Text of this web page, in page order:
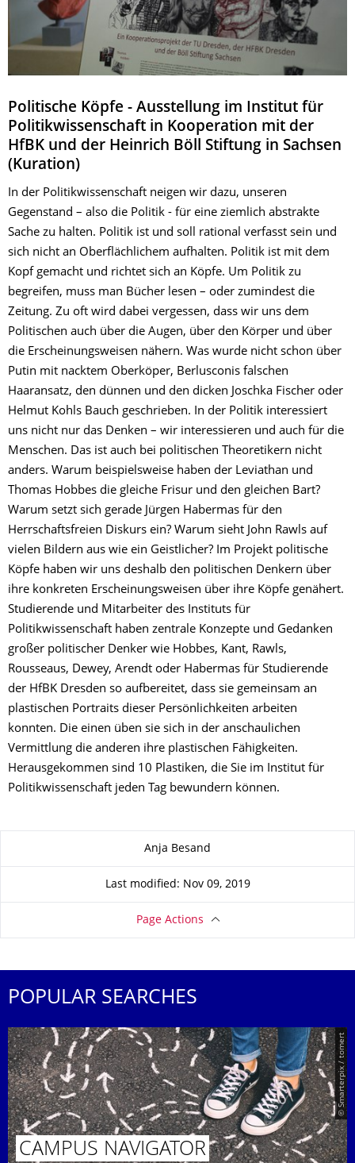
Politische Köpfe - Ausstellung im Institut für
Politikwissenschaft in Kooperation mit der
HfBK und der Heinrich Böll Stiftung in Sachsen
(Kuration)
In der Politikwissenschaft neigen wir dazu, unseren
Gegenstand – also die Politik - für eine ziemlich abstrakte
Sache zu halten. Politik ist und soll rational verfasst sein und
sich nicht an Oberflächlichem aufhalten. Politik ist mit dem
Kopf gemacht und richtet sich an Köpfe. Um Politik zu
begreifen, muss man Bücher lesen – oder zumindest die
Zeitung. Zu oft wird dabei vergessen, dass wir uns dem
Politischen auch über die Augen, über den Körper und über
die Erscheinungsweisen nähern. Was wurde nicht schon über
Putin mit nacktem Oberköper, Berlusconis falschen
Haaransatz, den dünnen und den dicken Joschka Fischer oder
Helmut Kohls Bauch geschrieben. In der Politik interessiert
uns nicht nur das Denken – wir interessieren und auch für die
Menschen. Das ist auch bei politischen Theoretikern nicht
anders. Warum beispielsweise haben der Leviathan und
Thomas Hobbes die gleiche Frisur und den gleichen Bart?
Warum setzt sich gerade Jürgen Habermas für den
Herrschaftsfreien Diskurs ein? Warum sieht John Rawls auf
vielen Bildern aus wie ein Geistlicher? Im Projekt politische
Köpfe haben wir uns deshalb den politischen Denkern über
ihre konkreten Erscheinungsweisen über ihre Köpfe genähert.
Studierende und Mitarbeiter des Instituts für
Politikwissenschaft haben zentrale Konzepte und Gedanken
großer politischer Denker wie Hobbes, Kant, Rawls,
Rousseaus, Dewey, Arendt oder Habermas für Studierende
der HfBK Dresden so aufbereitet, dass sie gemeinsam an
plastischen Portraits dieser Persönlichkeiten arbeiten
konnten. Die einen üben sie sich in der anschaulichen
Vermittlung die anderen ihre plastischen Fähigkeiten.
Herausgekommen sind 10 Plastiken, die Sie im Institut für
Politikwissenschaft jeden Tag bewundern können.
Anja Besand
Last modified: Nov 09, 2019
Page Actions
POPULAR SEARCHES
© Smarterpix / tomert
CAMPUS NAVIGATOR